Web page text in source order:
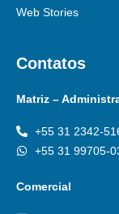
Web Stories
Contatos
Matriz –
+55 31 2342-
+55 31 99705-
Comercial